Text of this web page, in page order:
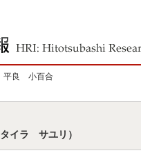
平良 小百合
イラ サユリ）